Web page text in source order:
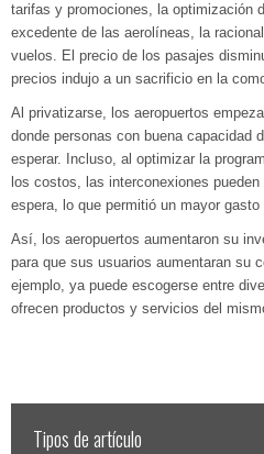
tarifas y promociones, la optimización
excedente de las aerolíneas, la
vuelos. El precio de los pasajes
precios indujo a un sacrificio en la
Al privatizarse, los aeropuertos
donde personas con buena capacidad
esperar. Incluso, al optimizar la
los costos, las interconexiones
espera, lo que permitió un mayor
Así, los aeropuertos aumentaron su
para que sus usuarios aumentaran su
ejemplo, ya puede escogerse entre
ofrecen productos y servicios del
Tipos de artículo